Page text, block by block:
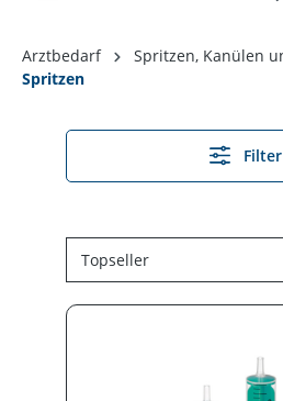
Arztbedarf
Spritzen, Kanülen
Spritzen
Filter